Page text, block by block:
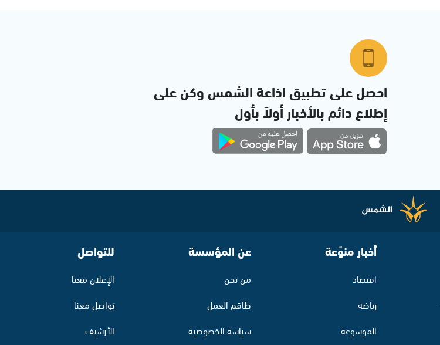
احصل على تطبيق اذاعة الشمس وكن على
إطلاع دائم بالأخبار أولاً بأول
أخبار منوّعة
اقتصاد
رياضة
الموسوعة
عن المؤسسة
من نحن
طاقم العمل
سياسة الخصوصية
للتواصل
الإعلان معنا
تواصل معنا
الأرشيف